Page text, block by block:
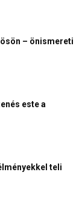
– önismereti
este a
teli